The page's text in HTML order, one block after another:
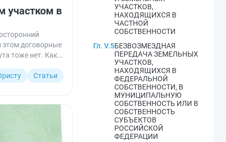
участком в
этом договорные
тоже нет. Как
Статьи
УЧАСТКОВ,
НАХОДЯЩИХСЯ В
ЧАСТНОЙ
СОБСТВЕННОСТИ
Гл. V.5БЕЗВОЗМЕЗДНАЯ
ПЕРЕДАЧА ЗЕМЕЛЬНЫХ
УЧАСТКОВ,
НАХОДЯЩИХСЯ В
ФЕДЕРАЛЬНОЙ
СОБСТВЕННОСТИ, В
МУНИЦИПАЛЬНУЮ
СОБСТВЕННОСТЬ ИЛИ В
СОБСТВЕННОСТЬ
СУБЪЕКТОВ
РОССИЙСКОЙ
ФЕДЕРАЦИИ